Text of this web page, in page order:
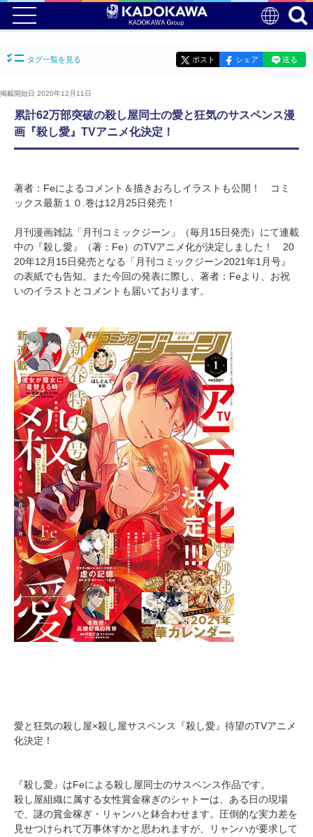
タグ一覧を見る ポスト シェア 送る
掲載開始日 2020年12月11日
累計62万部突破の殺し屋同士の愛と狂気のサスペンス漫
画『殺し愛』TVアニメ化決定！
著者：Feによるコメント＆描きおろしイラストも公開！ コミ
ックス最新１０.巻は12月25日発売！
月刊漫画雑誌「月刊コミックジーン」（毎月15日発売）にて連載
中の『殺し愛』（著：Fe）のTVアニメ化が決定しました！ 20
20年12月15日発売となる「月刊コミックジーン2021年1月号』
の表紙でも告知。また今回の発表に際し、著者：Feより、お祝
いのイラストとコメントも届いております。
愛と狂気の殺し屋×殺し屋サスペンス『殺し愛』待望のTVアニメ
化決定！
『殺し愛』はFeによる殺し屋同士のサスペンス作品です。
殺し屋組織に属する女性賞金稼ぎのシャトーは、ある日の現場
で、謎の賞金稼ぎ・リャンハと鉢合わせます。圧倒的な実力差を
見せつけられて万事休すかと思われますが、リャンハが要求して